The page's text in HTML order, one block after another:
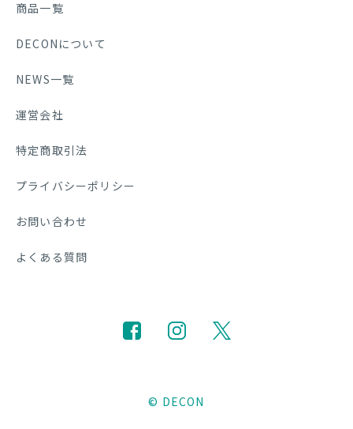
商品一覧
DECONについて
NEWS一覧
運営会社
特定商取引法
プライバシーポリシー
お問い合わせ
よくある質問
© DECON